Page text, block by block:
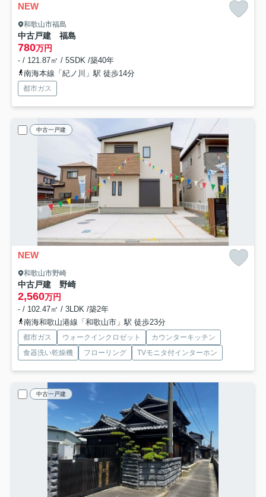
NEW
和歌山市福島
中古戸建 福島
780万円
- / 121.87㎡ / 5SDK /築40年
南海本線「紀ノ川」駅 徒歩14分
都市ガス
中古一戸建
NEW
和歌山市野崎
中古戸建 野崎
2,560万円
- / 102.47㎡ / 3LDK /築2年
南海和歌山港線「和歌山市」駅 徒歩23分
都市ガス ウォークインクロゼット
カウンターキッチン
食器洗い乾燥機
フローリング TVモニタ付インターホン
中古一戸建